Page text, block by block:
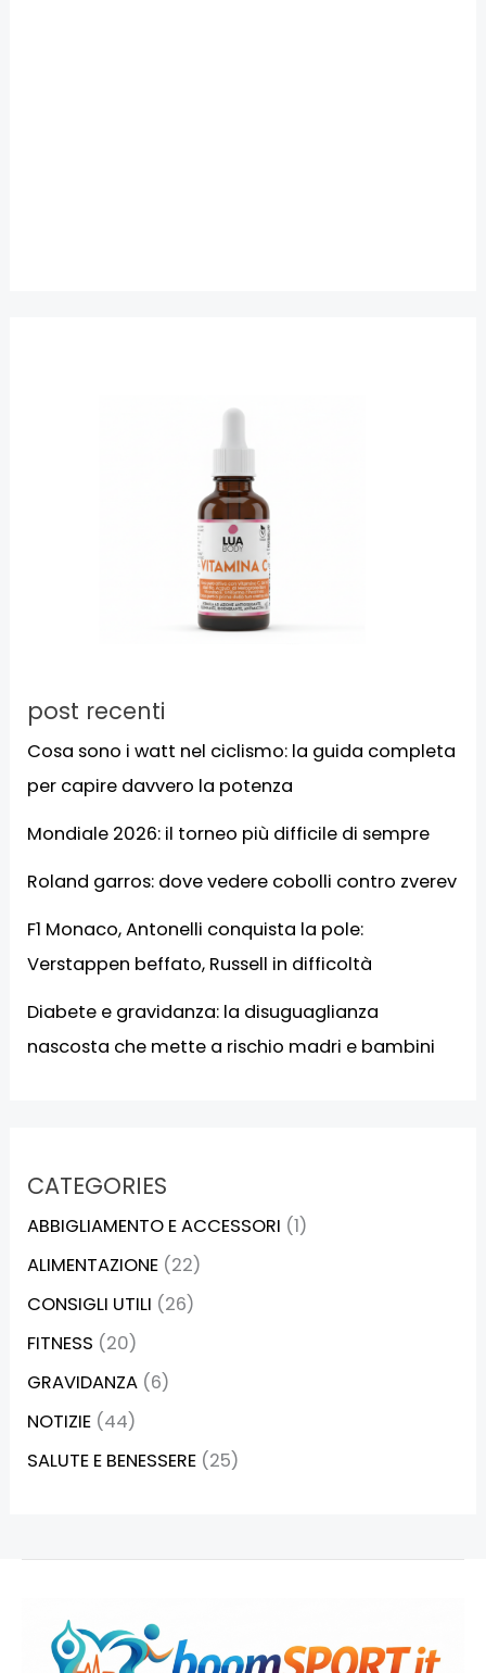
post recenti
Cosa sono i watt nel ciclismo: la guida completa
per capire davvero la potenza
Mondiale 2026: il torneo più difficile di sempre
Roland garros: dove vedere cobolli contro zverev
F1 Monaco, Antonelli conquista la pole:
Verstappen beffato, Russell in difficoltà
Diabete e gravidanza: la disuguaglianza
nascosta che mette a rischio madri e bambini
CATEGORIES
ABBIGLIAMENTO E ACCESSORI (1)
ALIMENTAZIONE (22)
CONSIGLI UTILI (26)
FITNESS (20)
GRAVIDANZA (6)
NOTIZIE (44)
SALUTE E BENESSERE (25)